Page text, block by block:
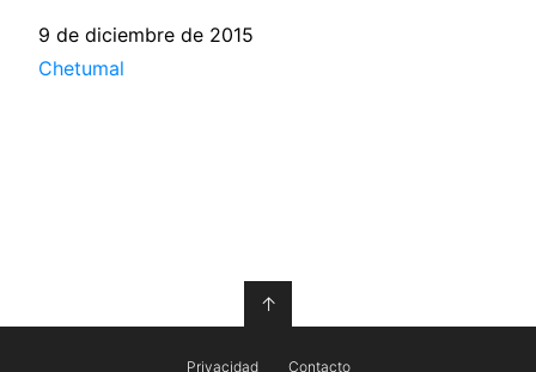
Fecha
9 de diciembre de 2015
Respecto a
Chetumal
↑
Privacidad Contacto